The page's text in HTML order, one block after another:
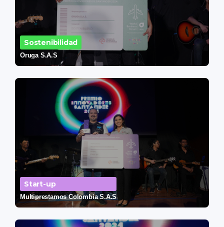
Sostenibilidad
Oruga S.A.S
Start-up
Multiprestamos Colombia S.A.S